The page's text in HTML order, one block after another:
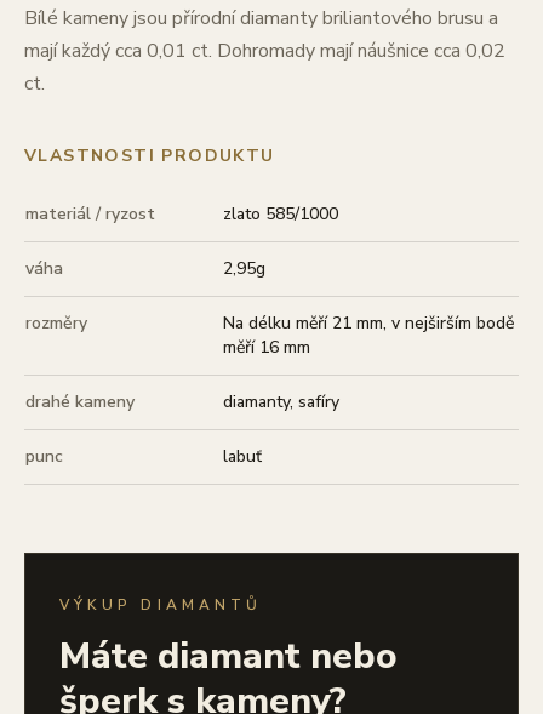
Bílé kameny jsou přírodní diamanty briliantového brusu a
mají každý cca 0,01 ct. Dohromady mají náušnice cca 0,02
ct.
VLASTNOSTI PRODUKTU
materiál / ryzost zlato 585/1000
váha 2,95g
rozměry
Na délku měří 21 mm, v nejširším bodě
měří 16 mm
drahé kameny diamanty, safíry
punc labuť
VÝKUP DIAMANTŮ
Máte diamant nebo
šperk s kameny?